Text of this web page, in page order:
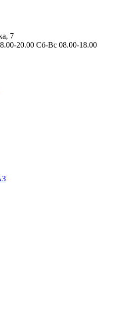
7
20.00 Сб-Вс 08.00-18.00